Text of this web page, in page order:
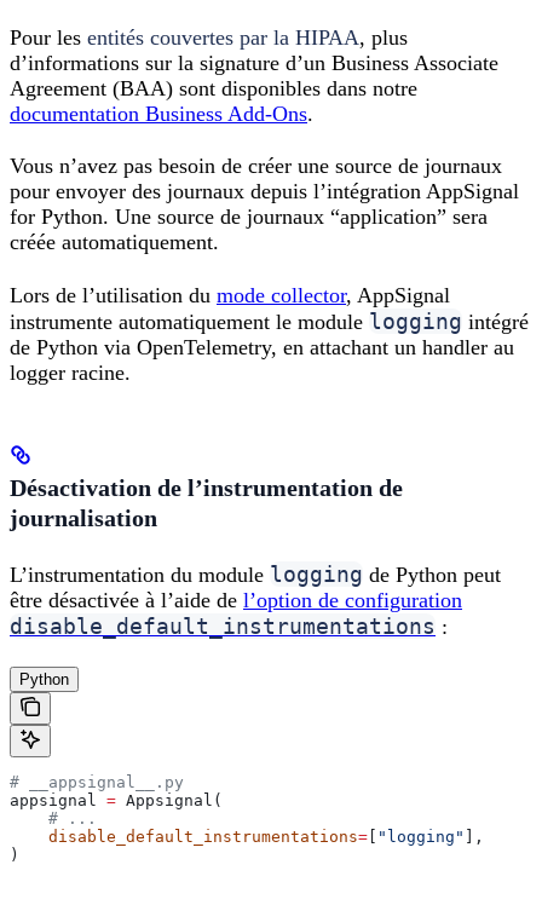
Pour les entités couvertes par la HIPAA, plus
d’informations sur la signature d’un Business Associate
Agreement (BAA) sont disponibles dans notre
documentation Business Add-Ons.
Vous n’avez pas besoin de créer une source de journaux
pour envoyer des journaux depuis l’intégration AppSignal
for Python. Une source de journaux “application” sera
créée automatiquement.
Lors de l’utilisation du mode collector, AppSignal
instrumente automatiquement le module logging intégré
de Python via OpenTelemetry, en attachant un handler au
logger racine.
Désactivation de l’instrumentation de
journalisation
L’instrumentation du module logging de Python peut
être désactivée à l’aide de l’option de configuration
disable_default_instrumentations :
Python
# __appsignal__.py
appsignal = Appsignal(
    # ...
    disable_default_instrumentations
= "logging"
],
)